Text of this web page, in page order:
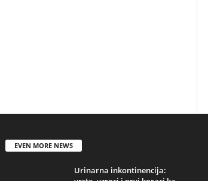
EVEN MORE NEWS
Urinarna inkontinencija: